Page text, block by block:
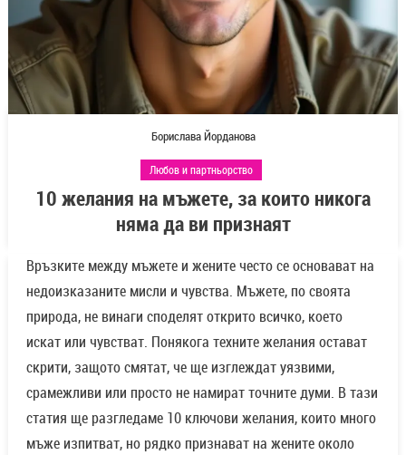
Борислава Йорданова
Любов и партньорство
10 желания на мъжете, за които никога
няма да ви признаят
Връзките между мъжете и жените често се основават на
недоизказаните мисли и чувства. Мъжете, по своята
природа, не винаги споделят открито всичко, което
искат или чувстват. Понякога техните желания остават
скрити, защото смятат, че ще изглеждат уязвими,
срамежливи или просто не намират точните думи. В тази
статия ще разгледаме 10 ключови желания, които много
мъже изпитват, но рядко признават на жените около